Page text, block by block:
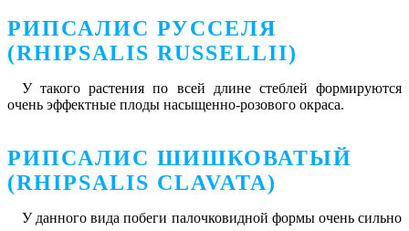
РИПСАЛИС РУССЕЛЯ
(RHIPSALIS RUSSELLII)
У такого растения по всей длине стеблей формируются
очень эффектные плоды насыщенно-розового окраса.
РИПСАЛИС ШИШКОВАТЫЙ
(RHIPSALIS CLAVATA)
У данного вида побеги палочковидной формы очень сильно